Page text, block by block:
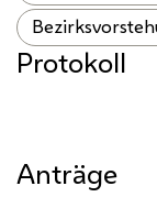
Protokoll
Anträge